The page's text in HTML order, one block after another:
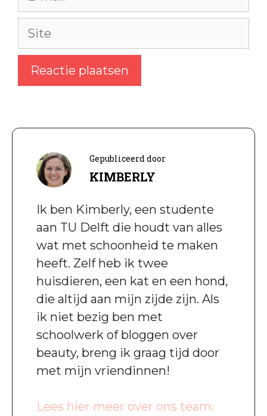
Site
Gepubliceerd door
KIMBERLY
Ik ben Kimberly, een studente
aan TU Delft die houdt van alles
wat met schoonheid te maken
heeft. Zelf heb ik twee
huisdieren, een kat en een hond,
die altijd aan mijn zijde zijn. Als
ik niet bezig ben met
schoolwerk of bloggen over
beauty, breng ik graag tijd door
met mijn vriendinnen!
Lees hier meer over ons team.